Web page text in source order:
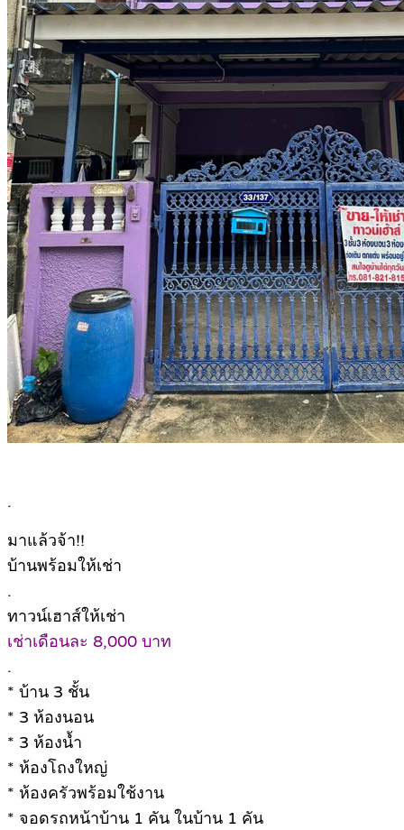
.
มาแล้วจ้า!!
บ้านพร้อมให้เช่า
.
ทาวน์เฮาส์ให้เช่า
เช่าเดือนละ 8,000 บาท
.
* บ้าน 3 ชั้น
* 3 ห้องนอน
* 3 ห้องน้ำ
* ห้องโถงใหญ่
* ห้องครัวพร้อมใช้งาน
* จอดรถหน้าบ้าน 1 คัน ในบ้าน 1 คัน